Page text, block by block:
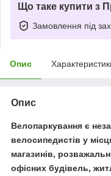
Що таке купити з
Замовлення під
Опис
Опис
Велопаркування є
велосипедистів у
магазинів,
офісних будівель,